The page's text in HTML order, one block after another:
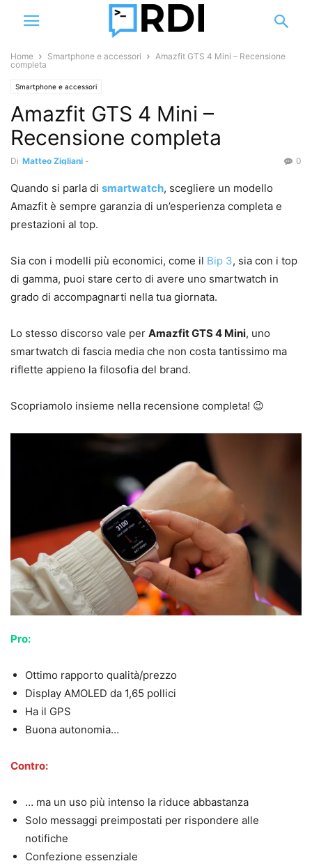
Home Smartphone e accessori
Amazfit GTS 4 Mini – Recensione
completa
Smartphone e accessori
Amazfit GTS 4 Mini –
Recensione completa
Di Matteo Zigliani - 0
Quando si parla di smartwatch, scegliere un modello
Amazfit è sempre garanzia di un’esperienza completa e
prestazioni al top.
Sia con i modelli più economici, come il Bip 3, sia con i top
di gamma, puoi stare certo di avere uno smartwatch in
grado di accompagnarti nella tua giornata.
Lo stesso discorso vale per Amazfit GTS 4 Mini, uno
smartwatch di fascia media che non costa tantissimo ma
riflette appieno la filosofia del brand.
Scopriamolo insieme nella recensione completa! 😉
Pro:
Ottimo rapporto qualità/prezzo
Display AMOLED da 1,65 pollici
Ha il GPS
Buona autonomia…
Contro:
… ma un uso più intenso la riduce abbastanza
Solo messaggi preimpostati per rispondere alle
notifiche
Confezione essenziale